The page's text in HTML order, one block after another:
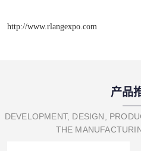
http://www.rlangexpo.com
产品
DEVELOPMENT, DESIGN,
THE